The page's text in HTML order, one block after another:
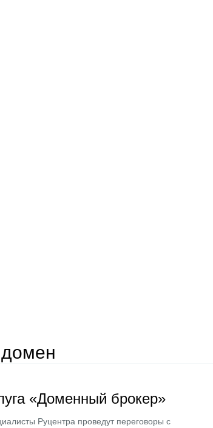
домен
«Доменный брокер»
Руцентра проведут переговоры с